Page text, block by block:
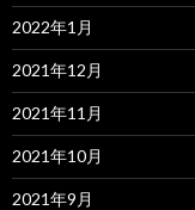
2022年1月
2021年12月
2021年11月
2021年10月
2021年9月